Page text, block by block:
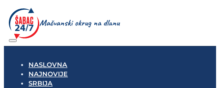
NASLOVNA
NAJNOVIJE
SRBIJA